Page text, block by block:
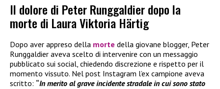
Il dolore di Peter Runggaldier dopo la
morte di Laura Viktoria Härtig
Dopo aver appreso della morte della giovane blogger, Peter
Runggaldier aveva scelto di intervenire con un messaggio
pubblicato sui social, chiedendo discrezione e rispetto per il
momento vissuto. Nel post Instagram l’ex campione aveva
scritto: “In merito al grave incidente stradale in cui sono stato